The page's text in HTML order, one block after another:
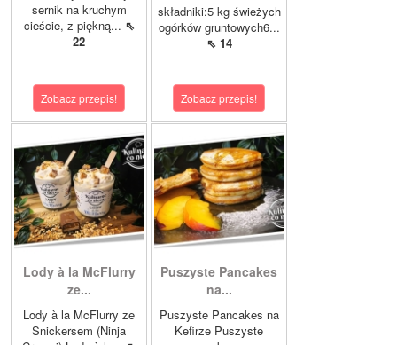
sernik na kruchym
cieście, z piękną... ⇖
22
Zobacz przepis!
składniki:5 kg świeżych
ogórków gruntowych6...
⇖ 14
Zobacz przepis!
Lody à la McFlurry
ze...
Lody à la McFlurry ze
Snickersem (Ninja
Puszyste Pancakes
na...
Puszyste Pancakes na
Kefirze Puszyste